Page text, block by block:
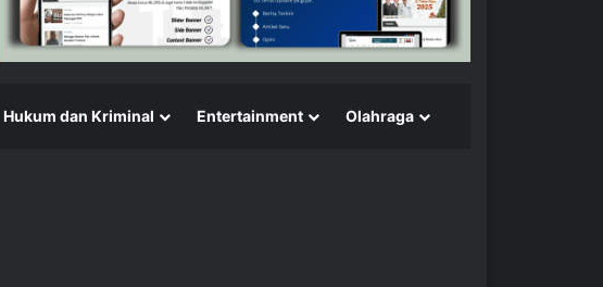
Hukum dan Kriminal Entertainment Olahraga